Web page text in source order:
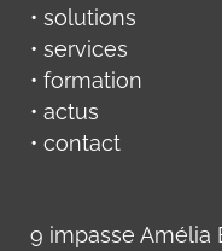
• solutions
• services
• formation
• actus
• contact
9 impasse Amélia